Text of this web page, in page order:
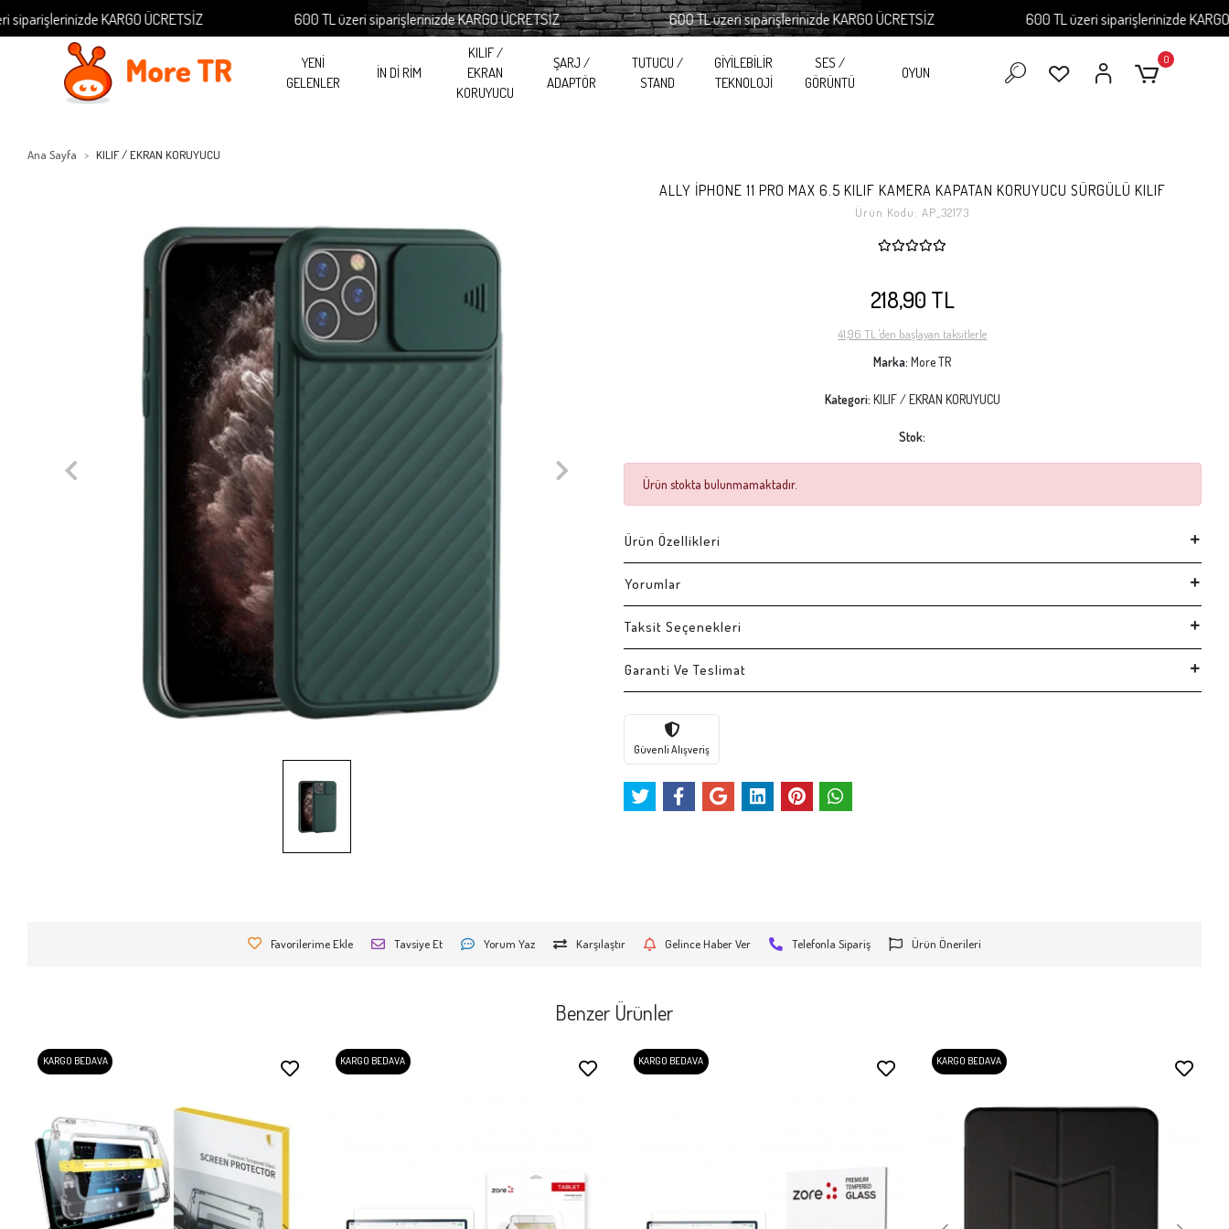
KARGO ÜCRETSİZ 600 TL üzeri siparişlerinizde KARGO ÜCRETSİZ 600 TL üzeri siparişlerinizde KARGO ÜCRETSİZ 600 TL üzeri siparişlerinizde KARGO
YENİ
GELENLER
İN Dİ RİM
KILIF /
EKRAN
KORUYUCU
ŞARJ /
ADAPTÖR
TUTUCU /
STAND
GİYİLEBİLİR
TEKNOLOJİ
SES /
GÖRÜNTÜ
OYUN
0
Ana Sayfa KILIF / EKRAN KORUYUCU
ALLY İPHONE 11 PRO MAX 6.5 KILIF KAMERA KAPATAN KORUYUCU SÜRGÜLÜ KILIF
Ürün Kodu:AP_32173
218,90 TL
41,96 TL 'den başlayan taksitlerle
Marka:More TR
Kategori: KILIF / EKRAN KORUYUCU
Stok:
Ürün stokta bulunmamaktadır.
Ürün Özellikleri
Yorumlar
Taksit Seçenekleri
Garanti Ve Teslimat
Güvenli Alışveriş
Favorilerime Ekle Tavsiye Et Yorum Yaz Karşılaştır Gelince Haber Ver Telefonla Sipariş Ürün Önerileri
Benzer Ürünler
KARGO BEDAVA KARGO BEDAVA KARGO BEDAVA KARGO BEDAVA